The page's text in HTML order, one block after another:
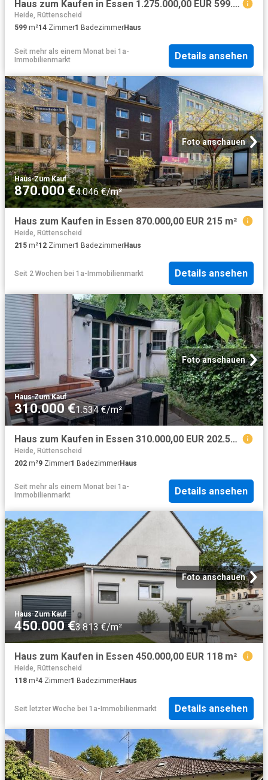
Haus zum Kaufen in Essen 1.275.000,00 EUR 599.3 m²
Heide, Rüttenscheid
599 m²14 Zimmer1 BadezimmerHaus
Seit mehr als einem Monat bei 1a-
Immobilienmarkt
Details ansehen
Foto anschauen
Haus·Zum Kauf
870.000 €4.046 €/m²
Haus zum Kaufen in Essen 870.000,00 EUR 215 m²
Heide, Rüttenscheid
215 m²12 Zimmer1 BadezimmerHaus
Seit 2 Wochen bei 1a-Immobilienmarkt Details ansehen
Foto anschauen
Haus·Zum Kauf
310.000 €1.534 €/m²
Haus zum Kaufen in Essen 310.000,00 EUR 202.51 m²
Heide, Rüttenscheid
202 m²9 Zimmer1 BadezimmerHaus
Seit mehr als einem Monat bei 1a-
Immobilienmarkt
Details ansehen
Foto anschauen
Haus·Zum Kauf
450.000 €3.813 €/m²
Haus zum Kaufen in Essen 450.000,00 EUR 118 m²
Heide, Rüttenscheid
118 m²4 Zimmer1 BadezimmerHaus
Seit letzter Woche bei 1a-Immobilienmarkt Details ansehen